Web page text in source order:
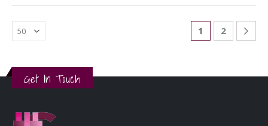
1 2
Get In Touch